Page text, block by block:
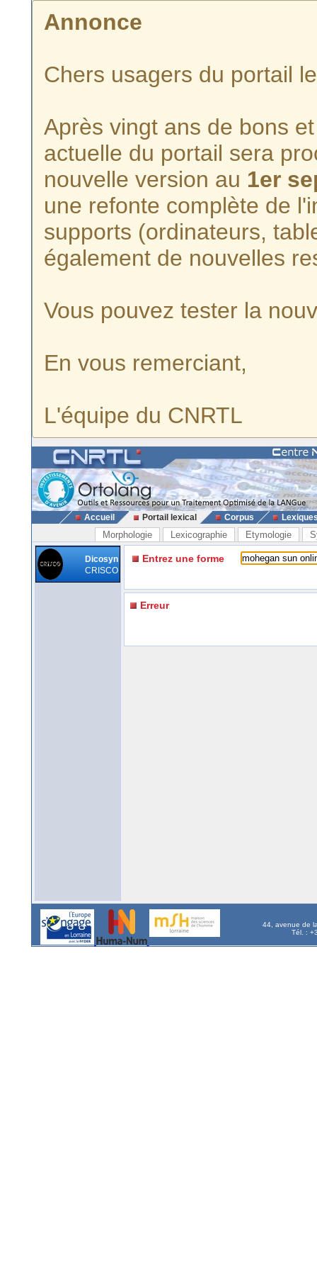
Annonce
Chers usagers du portail
Après vingt ans de bons
actuelle du portail sera
nouvelle version au 1er
une refonte complète de
supports (ordinateurs,
également de nouvelles
Vous pouvez tester la
En vous remerciant,
L'équipe du CNRTL
Accueil Portail lexical Corpus
Morphologie Lexicographie Etymologie
Dicosyn
CRISCO
Entrez une forme
Erreur
44, avenue de
Tél. :